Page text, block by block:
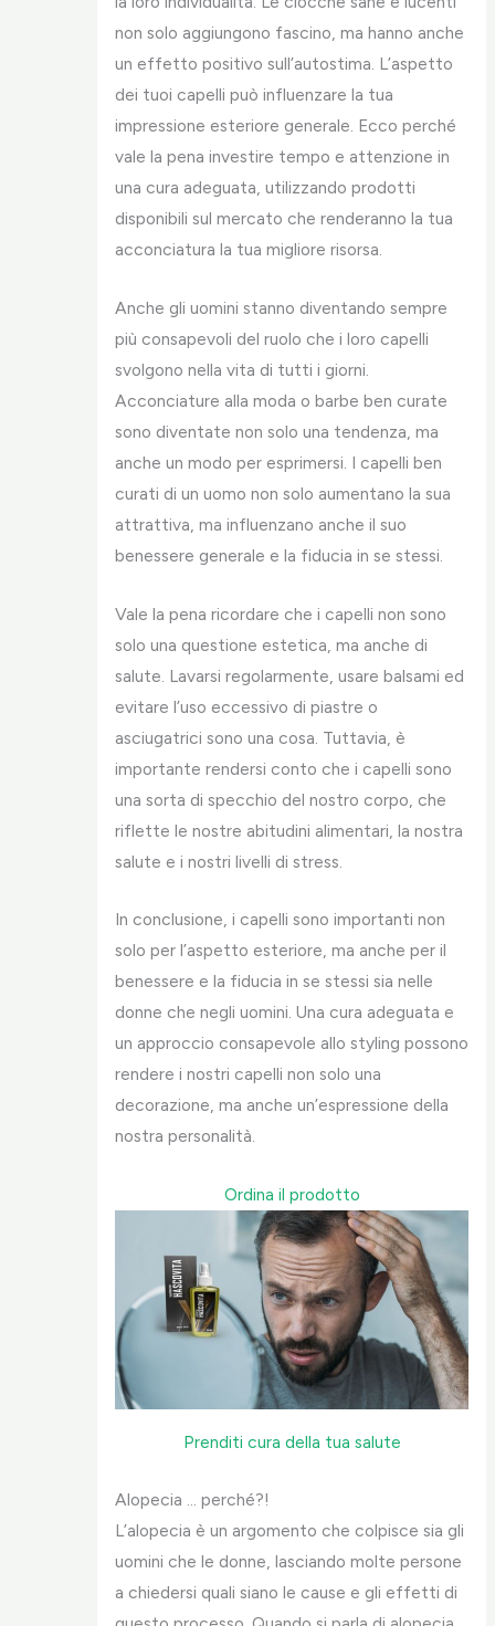
non solo aggiungono fascino, ma hanno anche
un effetto positivo sull’autostima. L’aspetto
dei tuoi capelli può influenzare la tua
impressione esteriore generale. Ecco perché
vale la pena investire tempo e attenzione in
una cura adeguata, utilizzando prodotti
disponibili sul mercato che renderanno la tua
acconciatura la tua migliore risorsa.
Anche gli uomini stanno diventando sempre
più consapevoli del ruolo che i loro capelli
svolgono nella vita di tutti i giorni.
Acconciature alla moda o barbe ben curate
sono diventate non solo una tendenza, ma
anche un modo per esprimersi. I capelli ben
curati di un uomo non solo aumentano la sua
attrattiva, ma influenzano anche il suo
benessere generale e la fiducia in se stessi.
Vale la pena ricordare che i capelli non sono
solo una questione estetica, ma anche di
salute. Lavarsi regolarmente, usare balsami ed
evitare l’uso eccessivo di piastre o
asciugatrici sono una cosa. Tuttavia, è
importante rendersi conto che i capelli sono
una sorta di specchio del nostro corpo, che
riflette le nostre abitudini alimentari, la nostra
salute e i nostri livelli di stress.
In conclusione, i capelli sono importanti non
solo per l’aspetto esteriore, ma anche per il
benessere e la fiducia in se stessi sia nelle
donne che negli uomini. Una cura adeguata e
un approccio consapevole allo styling possono
rendere i nostri capelli non solo una
decorazione, ma anche un’espressione della
nostra personalità.
Ordina il prodotto
Prenditi cura della tua salute
Alopecia … perché?!
L’alopecia è un argomento che colpisce sia gli
uomini che le donne, lasciando molte persone
a chiedersi quali siano le cause e gli effetti di